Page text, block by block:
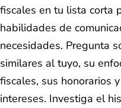
fiscales en tu lista corta
habilidades de
necesidades. Pregunta
similares al tuyo, su
fiscales, sus honorarios
intereses. Investiga el